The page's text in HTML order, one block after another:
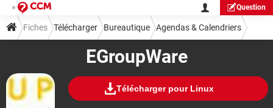
Question
EGroupWare
Télécharger pour Linux
Fiches Télécharger Bureautique Agendas & Calendriers